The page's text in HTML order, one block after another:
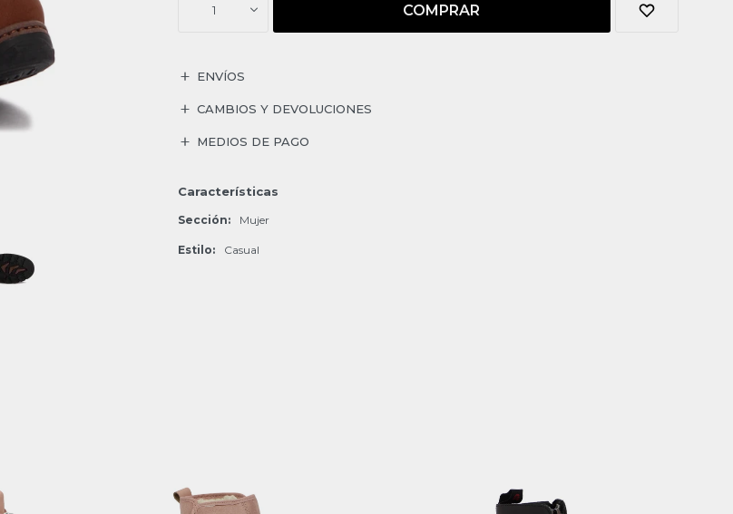
1 COMPRAR
ENVÍOS
CAMBIOS Y DEVOLUCIONES
MEDIOS DE PAGO
Características
Sección Mujer
Estilo Casual